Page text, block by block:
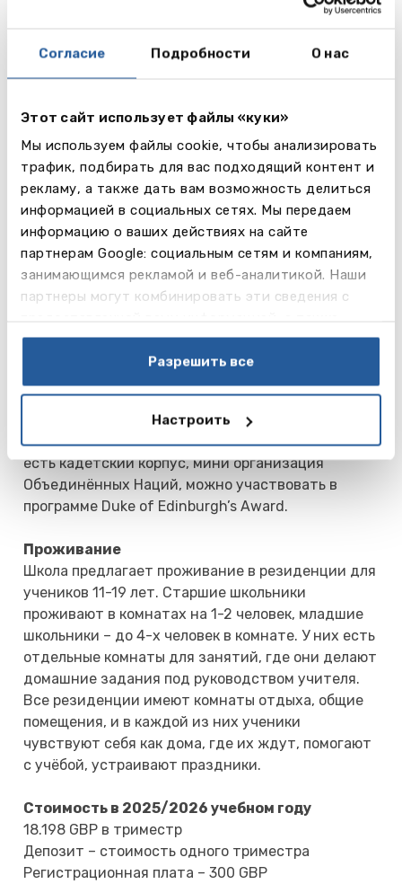
Согласие Подробности О нас
Этот сайт использует файлы «куки»
Мы используем файлы cookie, чтобы анализировать
трафик, подбирать для вас подходящий контент и
рекламу, а также дать вам возможность делиться
информацией в социальных сетях. Мы передаем
информацию о ваших действиях на сайте
партнерам Google: социальным сетям и компаниям,
занимающимся рекламой и веб-аналитикой. Наши
партнеры могут комбинировать эти сведения с
данными, которые они получили при использовании
Разрешить все
Настроить
участвовать в соревнованиях за честь школы.
метров, 2 футбольных поля, поле для хоккея на
траве, теннисные корты, 6 кортов для
атлетикой, волейбольные и баскетбольные
площадки.
Здесь можно заниматься следующими видами
спорта: аэробика, танцы, лёгкая атлетика,
бадминтон, баскетбол, крикет, бег, хоккей на
траве, дзюдо, нетбол, плавание, волейбол,
настольный теннис, горные лыжи по сухой
трассе, перетягивание каната и др.
В школе отличные условия для занятий музыкой,
театром, рисованием. Недавно был построен
занимаются и в рамках учебного плана, и в
послеурочное время, посещая кружки и студии. В
школе большое количество клубов по интересам,
есть кадетский корпус, мини организация
Объединённых Наций, можно участвовать в
программе Duke of Edinburgh’s Award.
Проживание
Школа предлагает проживание в резиденции для
учеников 11-19 лет. Старшие школьники
проживают в комнатах на 1-2 человек, младшие
школьники – до 4-х человек в комнате. У них есть
отдельные комнаты для занятий, где они делают
домашние задания под руководством учителя.
Все резиденции имеют комнаты отдыха, общие
помещения, и в каждой из них ученики
чувствуют себя как дома, где их ждут, помогают
с учёбой, устраивают праздники.
Стоимость в 2025/2026 учебном году
18.198 GBP в триместр
Депозит – стоимость одного триместра
Регистрационная плата – 300 GBP